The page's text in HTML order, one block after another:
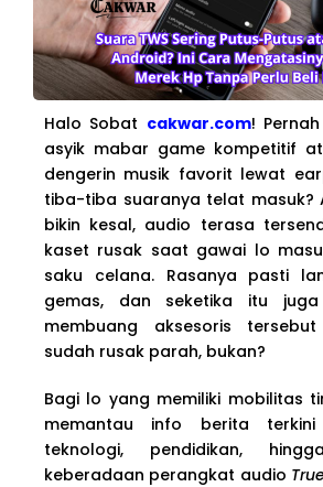
Halo Sobat cakwar.com!
asyik mabar game kompetitif
dengerin musik favorit lewat
tiba-tiba suaranya telat masuk?
bikin kesal, audio terasa
kaset rusak saat gawai lo
saku celana. Rasanya pasti
gemas, dan seketika itu
membuang aksesoris
sudah rusak parah, bukan?
Bagi lo yang memiliki mobilitas
memantau info berita
teknologi, pendidikan,
keberadaan perangkat audio